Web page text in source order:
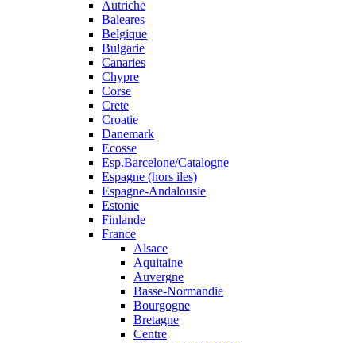
Autriche
Baleares
Belgique
Bulgarie
Canaries
Chypre
Corse
Crete
Croatie
Danemark
Ecosse
Esp.Barcelone/Catalogne
Espagne (hors iles)
Espagne-Andalousie
Estonie
Finlande
France
Alsace
Aquitaine
Auvergne
Basse-Normandie
Bourgogne
Bretagne
Centre